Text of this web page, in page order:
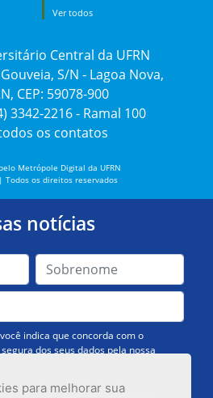
para melhorar sua
Ver todos
Central da UFRN
S/N - Lagoa Nova,
CEP: 59078-900
3342-2216 - Ramal 100
os contatos
Metrópole Digital da UFRN
Todos os direitos reservados
notícias
indica que concorda com o
dos seus dados pela nossa